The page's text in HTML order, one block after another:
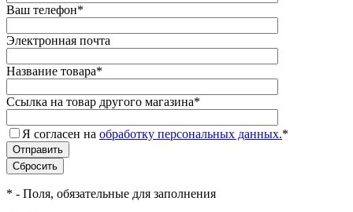
Ваш телефон*
Электронная почта
Название товара*
Ссылка на товар другого магазина*
Я согласен на обработку персональных данных.*
* - Поля, обязательные для заполнения